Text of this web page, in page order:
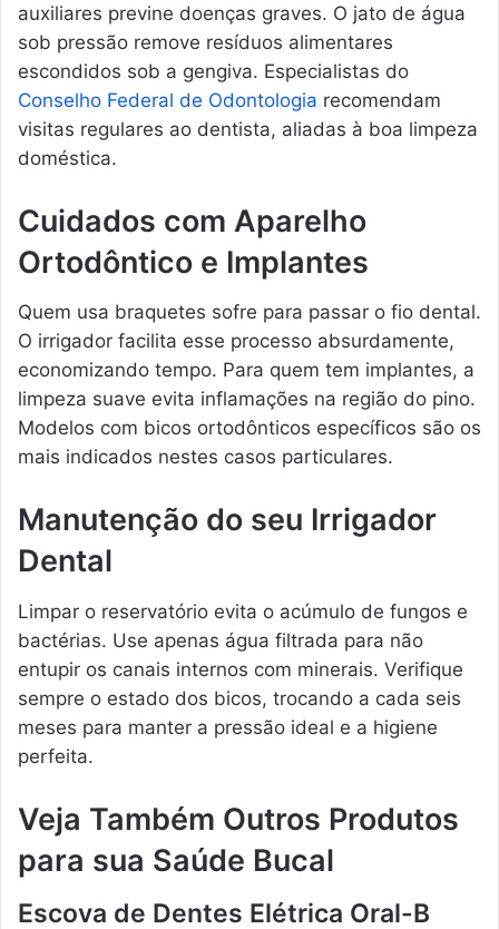
auxiliares previne doenças graves. O jato de água
sob pressão remove resíduos alimentares
escondidos sob a gengiva. Especialistas do
Conselho Federal de Odontologia recomendam
visitas regulares ao dentista, aliadas à boa limpeza
doméstica.
Cuidados com Aparelho
Ortodôntico e Implantes
Quem usa braquetes sofre para passar o fio dental.
O irrigador facilita esse processo absurdamente,
economizando tempo. Para quem tem implantes, a
limpeza suave evita inflamações na região do pino.
Modelos com bicos ortodônticos específicos são os
mais indicados nestes casos particulares.
Manutenção do seu Irrigador
Dental
Limpar o reservatório evita o acúmulo de fungos e
bactérias. Use apenas água filtrada para não
entupir os canais internos com minerais. Verifique
sempre o estado dos bicos, trocando a cada seis
meses para manter a pressão ideal e a higiene
perfeita.
Veja Também Outros Produtos
para sua Saúde Bucal
Escova de Dentes Elétrica Oral-B